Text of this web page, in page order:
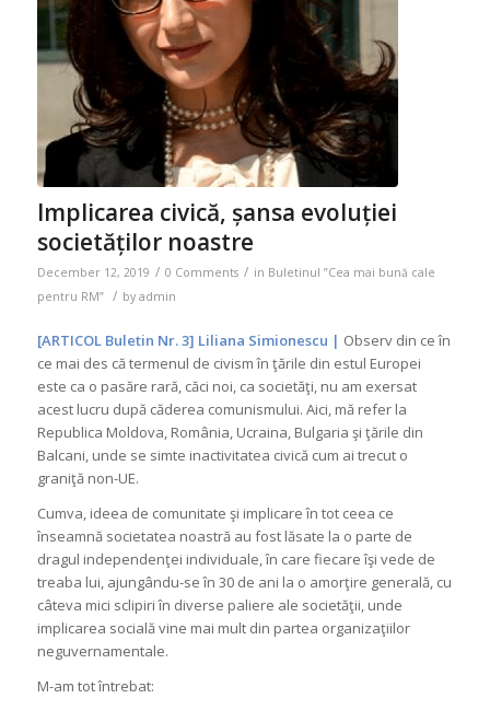
Implicarea civică, șansa evoluției
societăților noastre
December 12, 2019 / 0 Comments / in Buletinul ”Cea mai bună cale
pentru RM”
/ by admin
[ARTICOL Buletin Nr. 3] Liliana Simionescu | Observ din ce în
ce mai des că termenul de civism în ţările din estul Europei
este ca o pasăre rară, căci noi, ca societăţi, nu am exersat
acest lucru după căderea comunismului. Aici, mă refer la
Republica Moldova, România, Ucraina, Bulgaria şi ţările din
Balcani, unde se simte inactivitatea civică cum ai trecut o
graniţă non-UE.
Cumva, ideea de comunitate şi implicare în tot ceea ce
înseamnă societatea noastră au fost lăsate la o parte de
dragul independenţei individuale, în care fiecare îşi vede de
treaba lui, ajungându-se în 30 de ani la o amorţire generală, cu
câteva mici sclipiri în diverse paliere ale societăţii, unde
implicarea socială vine mai mult din partea organizaţiilor
neguvernamentale.
M-am tot întrebat: